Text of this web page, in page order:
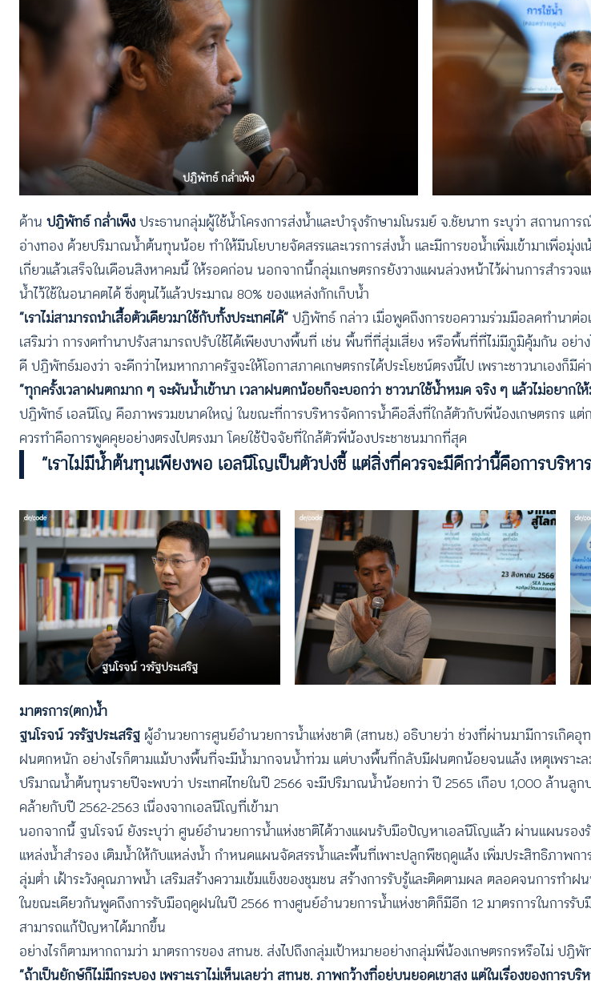
ปฏิพัทธ์ กล่ำเพ็ง
ด้าน ปฏิพัทธ์ กล่ำเพ็งประธานกลุ่มผู้ใช้น้ำโครงการส่งน้ำและบำรุงรักษามโนรมย์ จ.ชัยนาท ระบุว่า สถานก
อ่างทอง ด้วยปริมาณน้ำต้นทุนน้อย ทำให้มีนโยบายจัดสรรและเวรการส่งน้ำ และมีการขอน้ำเพิ่มเข้ามาเพื่อมุ่ง
เกี่ยวแล้วเสร็จในเดือนสิงหาคมนี้ ให้รอดก่อน นอกจากนี้กลุ่มเกษตรกรยังวางแผนล่วงหน้าไว้ผ่านการสำรว
น้ำไว้ใช้ในอนาคตได้ ซึ่งตุนไว้แล้วประมาณ 80% ของแหล่งกักเก็บน้ำ
“เราไม่สามารถนำเสื้อตัวเดียวมาใช้กับทั้งประเทศได้”ปฏิพัทธ์ กล่าว เมื่อพูดถึงการขอความร่วมมือลดทำนาต่
เสริมว่า การงดทำนาปรังสามารถปรับใช้ได้เพียงบางพื้นที่ เช่น พื้นที่ที่สุ่มเสี่ยง หรือพื้นที่ที่ไม่มีภูมิคุ้มกัน อย่
ดี ปฏิพัทธ์มองว่า จะดีกว่าไหมหากภาครัฐจะให้โอกาสภาคเกษตรกรได้ประโยชน์ตรงนี้ไป เพราะชาวนาเองก็มีค่
“ทุกครั้งเวลาฝนตกมาก ๆ จะผันน้ำเข้านา เวลาฝนตกน้อยก็จะบอกว่า ชาวนาใช้น้ำหมด จริง ๆ แล้วไม่อยากใ
ปฏิพัทธ์ เอลนีโญ คือภาพรวมขนาดใหญ่ ในขณะที่การบริหารจัดการน้ำคือสิ่งที่ใกล้ตัวกับพี่น้องเกษตรกร แ
ควรทำคือการพูดคุยอย่างตรงไปตรงมา โดยใช้ปัจจัยที่ใกล้ตัวพี่น้องประชาชนมากที่สุด
“เราไม่มีน้ำต้นทุนเพียงพอ เอลนีโญเป็นตัวบ่งชี้ แต่สิ่งที่ควรจะมีดีกว่านี้คือการบริหา
ฐนโรจน์ วรรัฐประเสริฐ
มาตรการ(ตก)น้ำ
ฐนโรจน์ วรรัฐประเสริฐ ผู้อำนวยการศูนย์อำนวยการน้ำแห่งชาติ (สทนช.) อธิบายว่า ช่วงที่ผ่านมามีการเกิดอุ
ฝนตกหนัก อย่างไรก็ตามแม้บางพื้นที่จะมีน้ำมากจนน้ำท่วม แต่บางพื้นที่กลับมีฝนตกน้อยจนแล้ง เหตุเพราะ
ปริมาณน้ำต้นทุนรายปีจะพบว่า ประเทศไทยในปี 2566 จะมีปริมาณน้ำน้อยกว่า ปี 2565 เกือบ 1,000 ล้านลู
คล้ายกับปี 2562-2563 เนื่องจากเอลนีโญที่เข้ามา
นอกจากนี้ ฐนโรจน์ ยังระบุว่า ศูนย์อำนวยการน้ำแห่งชาติได้วางแผนรับมือปัญหาเอลนีโญแล้ว ผ่านแผนรอง
แหล่งน้ำสำรอง เติมน้ำให้กับแหล่งน้ำ กำหนดแผนจัดสรรน้ำและพื้นที่เพาะปลูกพืชฤดูแล้ง เพิ่มประสิทธิภาพก
ลุ่มต่ำ เฝ้าระวังคุณภาพน้ำ เสริมสร้างความเข้มแข็งของชุมชน สร้างการรับรู้และติดตามผล ตลอดจนการทำฝ
ในขณะเดียวกันพูดถึงการรับมือฤดูฝนในปี 2566 ทางศูนย์อำนวยการน้ำแห่งชาติก็มีอีก 12 มาตรการในการรั
สามารถแก้ปัญหาได้มากขึ้น
อย่างไรก็ตามหากถามว่า มาตรการของ สทนช. ส่งไปถึงกลุ่มเป้าหมายอย่างกลุ่มพี่น้องเกษตรกรหรือไม่ ปฏิ
“ถ้าเป็นยักษ์ก็ไม่มีกระบอง เพราะเราไม่เห็นเลยว่า สทนช. ภาพกว้างที่อยู่บนยอดเขาสูง แต่ในเรื่องของการบ